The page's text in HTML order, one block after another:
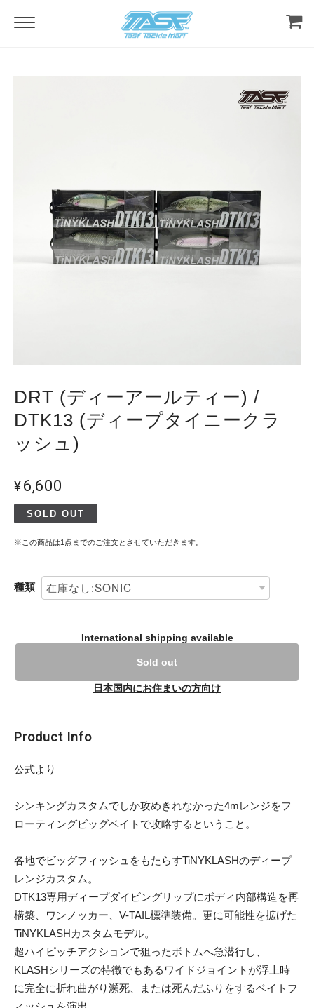
DRT (ディーアールティー) /
DTK13 (ディープタイニークラ
ッシュ)
¥6,600
SOLD OUT
※この商品は1点までのご注文とさせていただきます。
種類
International shipping available
Sold out
日本国内にお住まいの方向け
Product Info
公式より
シンキングカスタムでしか攻めきれなかった4mレンジをフ
ローティングビッグベイトで攻略するということ。
各地でビッグフィッシュをもたらすTiNYKLASHのディープ
レンジカスタム。
DTK13専用ディープダイビングリップにボディ内部構造を再
構築、ワンノッカー、V-TAIL標準装備。更に可能性を拡げた
TiNYKLASHカスタムモデル。
超ハイピッチアクションで狙ったボトムへ急潜行し、
KLASHシリーズの特徴でもあるワイドジョイントが浮上時
に完全に折れ曲がり瀕死、または死んだふりをするベイトフ